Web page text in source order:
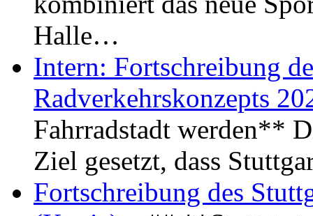
Halle…
Intern: Fortschreibung
Radverkehrskonzepts
Fahrradstadt werden**
Ziel gesetzt, dass
Fortschreibung des